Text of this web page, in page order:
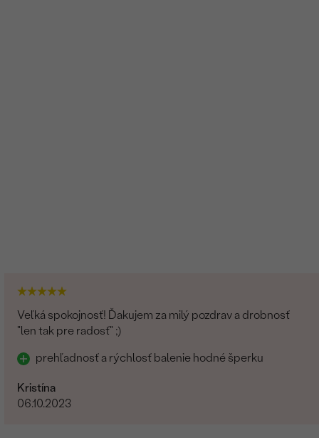
Veľká spokojnosť! Ďakujem za milý pozdrav a drobnosť
"len tak pre radosť" ;)
prehľadnosť a rýchlosť balenie hodné šperku
Kristína
06.10.2023